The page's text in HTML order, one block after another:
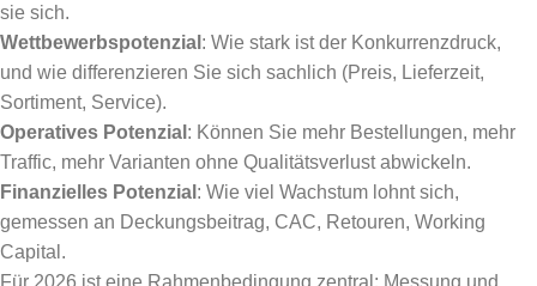
sie sich.
Wettbewerbspotenzial : Wie stark ist der Konkurrenzdruck,
und wie differenzieren Sie sich sachlich (Preis, Lieferzeit,
Sortiment, Service).
Operatives Potenzial : Können Sie mehr Bestellungen, mehr
Traffic, mehr Varianten ohne Qualitätsverlust abwickeln.
Finanzielles Potenzial : Wie viel Wachstum lohnt sich,
gemessen an Deckungsbeitrag, CAC, Retouren, Working
Capital.
Für 2026 ist eine Rahmenbedingung zentral: Messung und